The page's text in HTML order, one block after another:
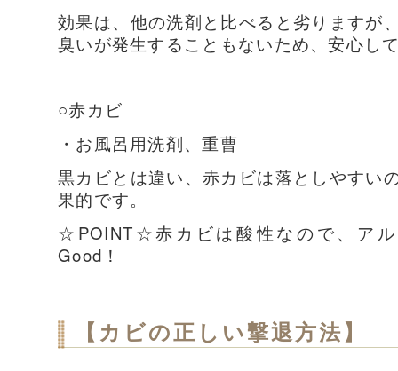
効果は、他の洗剤と比べると劣りますが
臭いが発生することもないため、安心し
○赤カビ
・お風呂用洗剤、重曹
黒カビとは違い、赤カビは落としやすい
果的です。
☆POINT☆赤カビは酸性なので、ア
Good！
【カビの正しい撃退方法】